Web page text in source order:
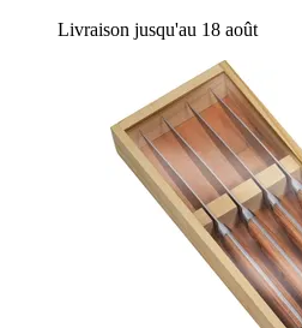
Livraison jusqu'au 18 août